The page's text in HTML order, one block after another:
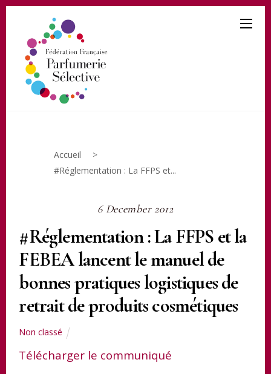
Accueil
>
#Réglementation : La FFPS et...
6 December 2012
#Réglementation : La FFPS et la
FEBEA lancent le manuel de
bonnes pratiques logistiques de
retrait de produits cosmétiques
Non classé
Télécharger le communiqué